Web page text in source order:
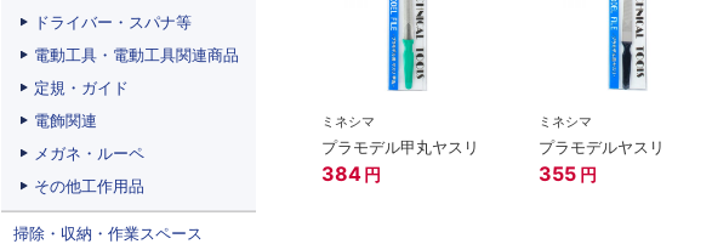
ミネシマ
プラモデル甲丸ヤスリ
384 円
ミネシマ
プラモデルヤスリ
355 円
ドライバー・スパナ等
電動工具・電動工具関連商品
定規・ガイド
電飾関連
メガネ・ルーペ
その他工作用品
掃除・収納・作業スペース